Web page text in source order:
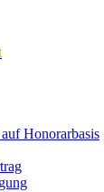
Honorarbasis